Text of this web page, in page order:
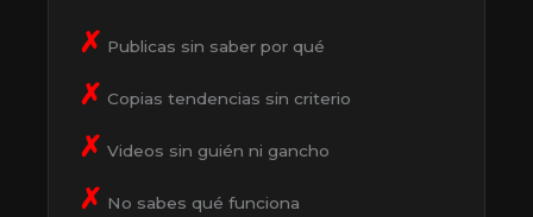
✗ Publicas sin saber por qué
✗ Copias tendencias sin criterio
✗ Videos sin guién ni gancho
✗ No sabes qué funciona